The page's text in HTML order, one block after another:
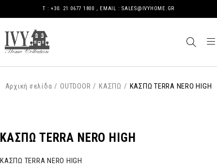
Τ : +30. 21 0677 1800 , EMAIL : SALES@IVYHOME.GR
Αρχική σελίδα / OUTDOOR / ΚΑΣΠΩ / ΚΑΣΠΩ TERRA NERO HIGH
ΚΑΣΠΩ TERRA NERO HIGH
ΚΑΣΠΩ TERRA NERO HIGH